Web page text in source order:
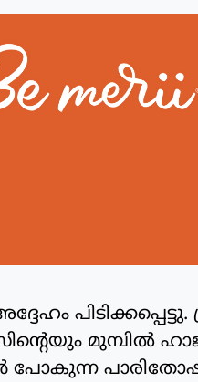
മുമ്പില്‍
പോകുന്ന